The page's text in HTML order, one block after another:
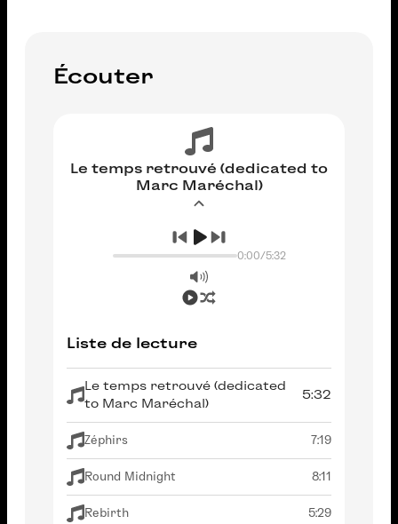
Écouter
Le temps retrouvé (dedicated to
Marc Maréchal)
0:00/5:32
Liste de lecture
Le temps retrouvé (dedicated
to Marc Maréchal)
5:32
Zéphirs 7:19
Round Midnight 8:11
Rebirth 5:29